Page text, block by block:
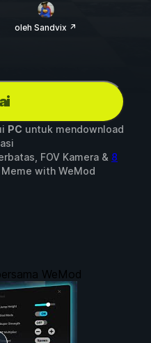
oleh Sandvix ↗
PC untuk mendownload
FOV Kamera & 8
with WeMod
WeMod